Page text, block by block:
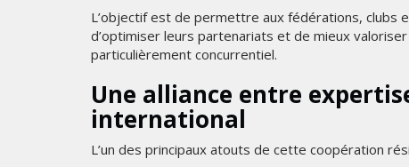
L’objectif est de permettre aux fédérations, clubs
d’optimiser leurs partenariats et de mieux
particulièrement concurrentiel.
Une alliance entre
international
L’un des principaux atouts de cette coopération